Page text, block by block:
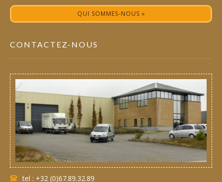
QUI SOMMES-NOUS »
CONTACTEZ-NOUS
tel : +32 (0)67.89.32.89